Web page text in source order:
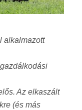
alkalmazott
Az elkaszált
(és más